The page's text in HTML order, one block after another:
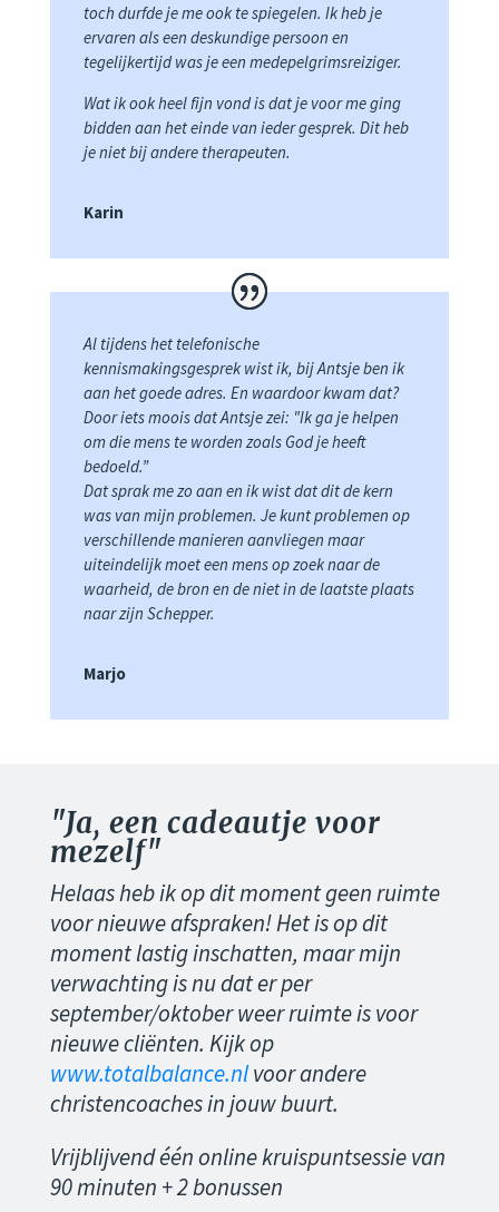
toch durfde je me ook te spiegelen. Ik heb je
ervaren als een deskundige persoon en
tegelijkertijd was je een medepelgrimsreiziger.
Wat ik ook heel fijn vond is dat je voor me ging
bidden aan het einde van ieder gesprek. Dit heb
je niet bij andere therapeuten.
Karin
Al tijdens het telefonische
kennismakingsgesprek wist ik, bij Antsje ben ik
aan het goede adres. En waardoor kwam dat?
Door iets moois dat Antsje zei: "Ik ga je helpen
om die mens te worden zoals God je heeft
bedoeld.”
Dat sprak me zo aan en ik wist dat dit de kern
was van mijn problemen. Je kunt problemen op
verschillende manieren aanvliegen maar
uiteindelijk moet een mens op zoek naar de
waarheid, de bron en de niet in de laatste plaats
naar zijn Schepper.
Marjo
"Ja, een cadeautje voor
mezelf"
Helaas heb ik op dit moment geen ruimte
voor nieuwe afspraken! Het is op dit
moment lastig inschatten, maar mijn
verwachting is nu dat er per
september/oktober weer ruimte is voor
nieuwe cliënten. Kijk op
www.totalbalance.nlvoor andere
christencoaches in jouw buurt.
Vrijblijvend één online kruispuntsessie van
90 minuten + 2 bonussen